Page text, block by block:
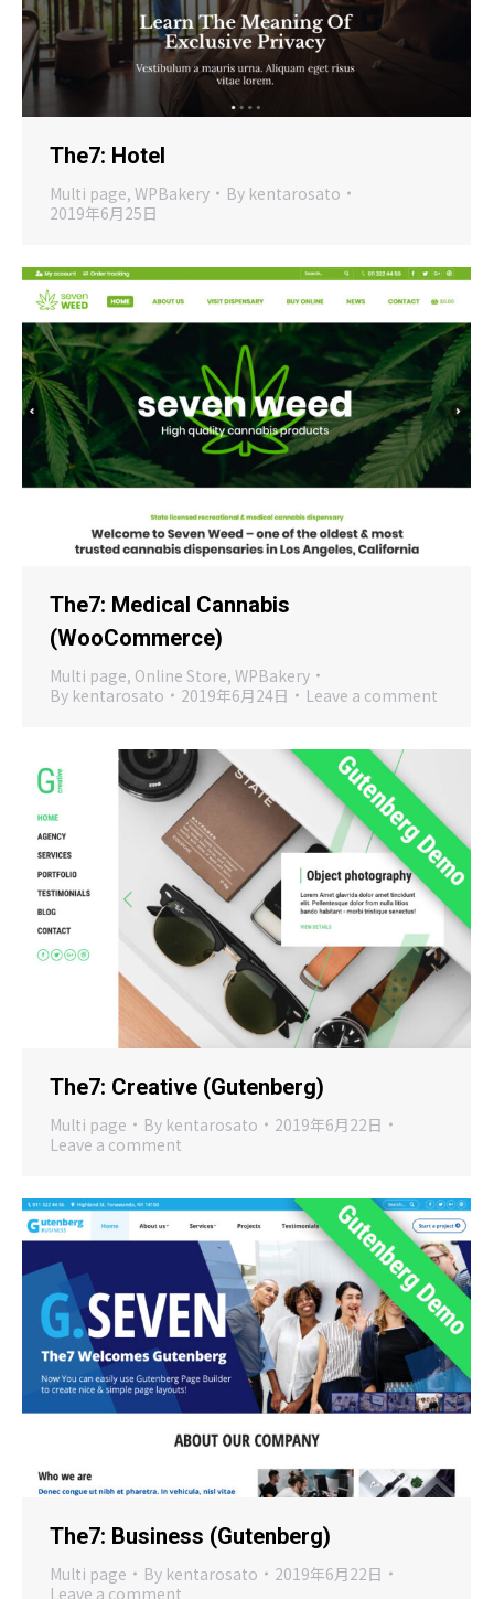
The7: Hotel
Multi page, WPBakery By kentarosato
2019年6月25日
The7: Medical Cannabis
(WooCommerce)
Multi page, Online Store, WPBakery
By kentarosato 2019年6月24日 Leave a comment
The7: Creative (Gutenberg)
Multi page By kentarosato
2019年6月22日
Leave a comment
The7: Business (Gutenberg)
Multi page By kentarosato
2019年6月22日
Leave a comment